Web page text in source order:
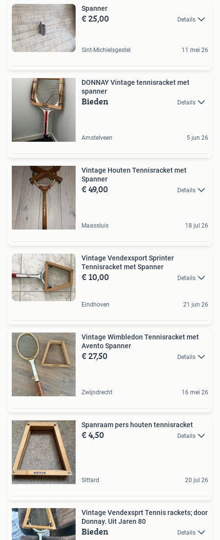
Spanner
€ 25,00 Details
Sint-Michielsgestel 11 mei 26
DONNAY Vintage tennisracket met
spanner
Bieden Details
Amstelveen 5 jun 26
Vintage Houten Tennisracket met
Spanner
€ 49,00 Details
Maassluis 18 jul 26
Vintage Vendexsport Sprinter
Tennisracket met Spanner
€ 10,00 Details
Eindhoven 21 jun 26
Vintage Wimbledon Tennisracket met
Avento Spanner
€ 27,50 Details
Zwijndrecht 16 mei 26
Spanraam pers houten tennisracket
€ 4,50 Details
Sittard 20 jul 26
Vintage Vendexsprt Tennis rackets; door
Donnay. Uit Jaren 80
Bieden Details